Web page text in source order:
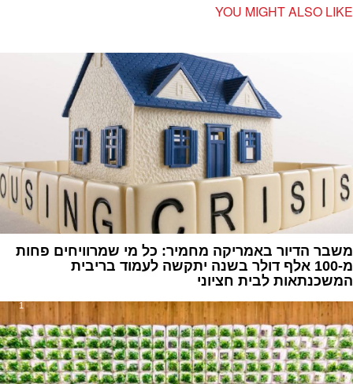
YOU MIGHT ALSO LIKE
משבר הדיור באמריקה מחמיר: כל מי שמרוויחים פחות
מ-100 אלף דולר‏ בשנה יתקשה לעמוד בריבית
המשכנתאות לבית חציוני
1